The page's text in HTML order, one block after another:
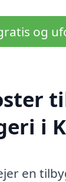
og
i
en